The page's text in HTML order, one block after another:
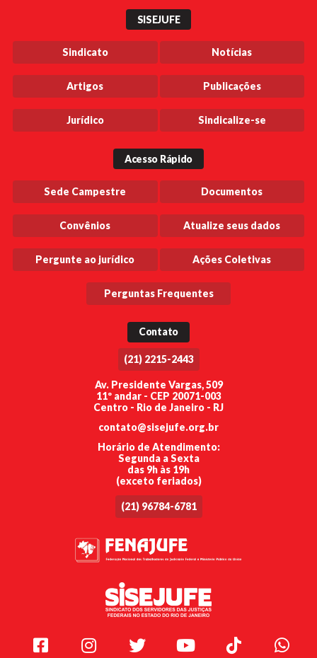
SISEJUFE
Sindicato Notícias
Artigos Publicações
Jurídico Sindicalize-se
Acesso Rápido
Sede Campestre Documentos
Convênios Atualize seus dados
Pergunte ao jurídico Ações Coletivas
Perguntas Frequentes
Contato
(21) 2215-2443
Av. Presidente Vargas, 509
11º andar - CEP 20071-003
Centro - Rio de Janeiro - RJ
contato@sisejufe.org.br
Horário de Atendimento:
Segunda a Sexta
das 9h às 19h
(exceto feriados)
(21) 96784-6781
Facebook Instagram Twitter Youtube TikTok